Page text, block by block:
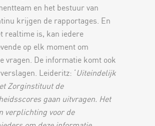
en het bestuur van
krijgen de rapportages. En
realtime is, kan iedere
op elk moment om
vragen. De informatie komt ook
Leideritz: ‘Uiteindelijk
Zorginstituut de
gaan uitvragen. Het
verplichting voor de